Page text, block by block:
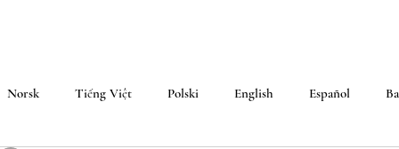
Norsk Tiếng Việt Polski English Español